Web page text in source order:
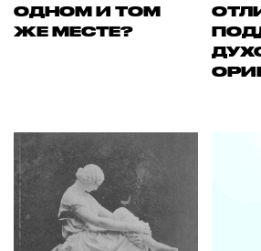
ОДНОМ И ТОМ
ЖЕ МЕСТЕ?